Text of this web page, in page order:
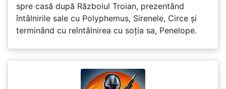
spre casă după Războiul Troian, prezentând
întâlnirile sale cu Polyphemus, Sirenele, Circe și
terminând cu reîntâlnirea cu soția sa, Penelope.